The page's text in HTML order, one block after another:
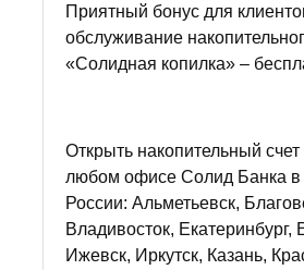
Приятный бонус для
обслуживание
«Солидная копилка» –
Открыть накопительный
любом офисе Солид Банка в
России: Альметьевск,
Владивосток, Екатеринбург,
Ижевск, Иркутск, Казань,